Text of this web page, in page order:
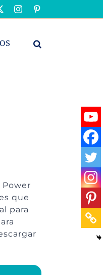
Instagram
que
para